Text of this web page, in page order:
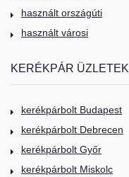
használt országúti
használt városi
KERÉKPÁR ÜZLETEK
kerékpárbolt Budapest
kerékpárbolt Debrecen
kerékpárbolt Győr
kerékpárbolt Miskolc